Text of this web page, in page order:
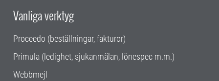
Vanliga verktyg
Proceedo (beställningar, fakturor)
Primula (ledighet, sjukanmälan, lönespec m.m.)
Webbmejl